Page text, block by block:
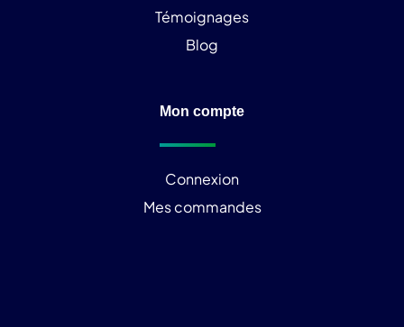
Témoignages
Blog
Mon compte
Connexion
Mes commandes